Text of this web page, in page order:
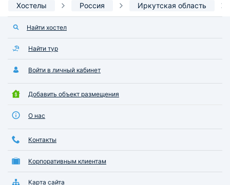
Хостелы Россия Иркутская область
Найти хостел
Найти тур
Войти в личный кабинет
Добавить объект размещения
О нас
Контакты
Корпоративным клиентам
Карта сайта